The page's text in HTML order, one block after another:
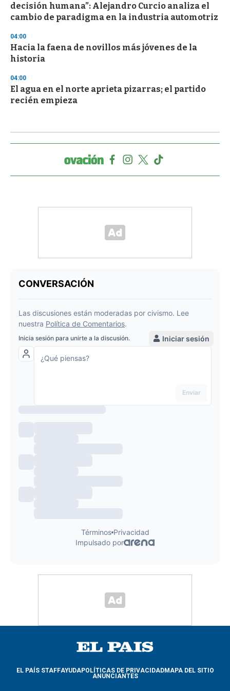
decisión humana”: Alejandro Curcio analiza el
cambio de paradigma en la industria automotriz
04:00
Hacia la faena de novillos más jóvenes de la
historia
04:00
El agua en el norte aprieta pizarras; el partido
recién empieza
EL PAÍS STAFFAYUDAPOLÍTICAS DE PRIVACIDADMAPA DEL SITIO
ANUNCIANTES